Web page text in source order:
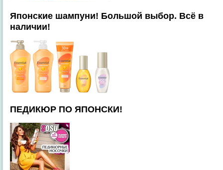
Японские шампуни! Большой выбор. Всё в
наличии!
ПЕДИКЮР ПО ЯПОНСКИ!